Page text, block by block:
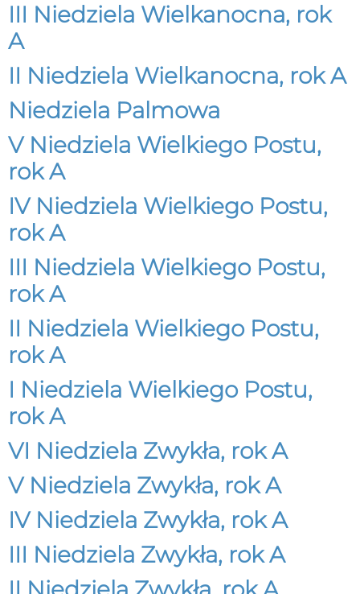
III Niedziela Wielkanocna, rok
A
II Niedziela Wielkanocna, rok A
Niedziela Palmowa
V Niedziela Wielkiego Postu,
rok A
IV Niedziela Wielkiego Postu,
rok A
III Niedziela Wielkiego Postu,
rok A
II Niedziela Wielkiego Postu,
rok A
I Niedziela Wielkiego Postu,
rok A
VI Niedziela Zwykła, rok A
V Niedziela Zwykła, rok A
IV Niedziela Zwykła, rok A
III Niedziela Zwykła, rok A